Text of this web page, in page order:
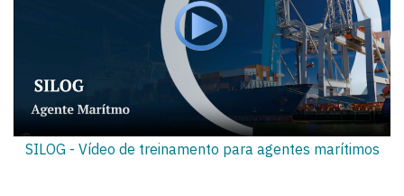
SILOG - Vídeo de treinamento para agentes marítimos